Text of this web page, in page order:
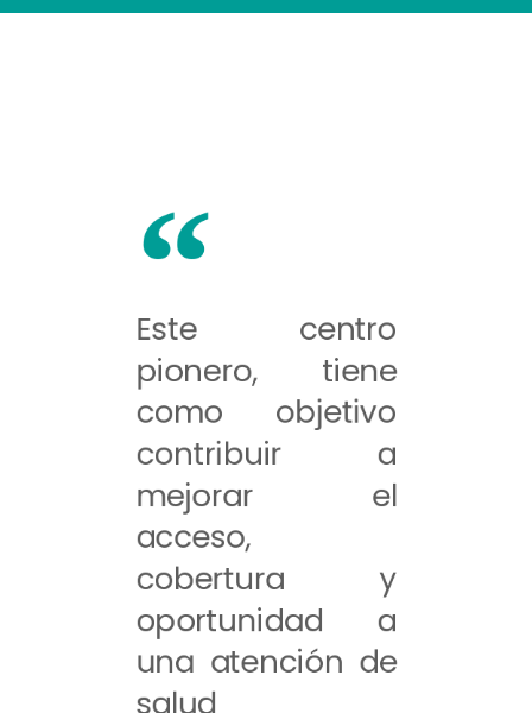
Este centro
pionero, tiene
como objetivo
contribuir a
mejorar el
acceso,
cobertura y
oportunidad a
una atención de
salud